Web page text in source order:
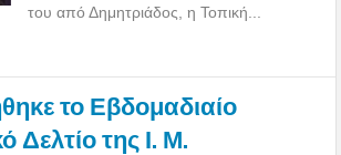
του από Δημητριάδος, η Τοπική...
το Εβδομαδιαίο
Δελτίο της Ι. Μ.